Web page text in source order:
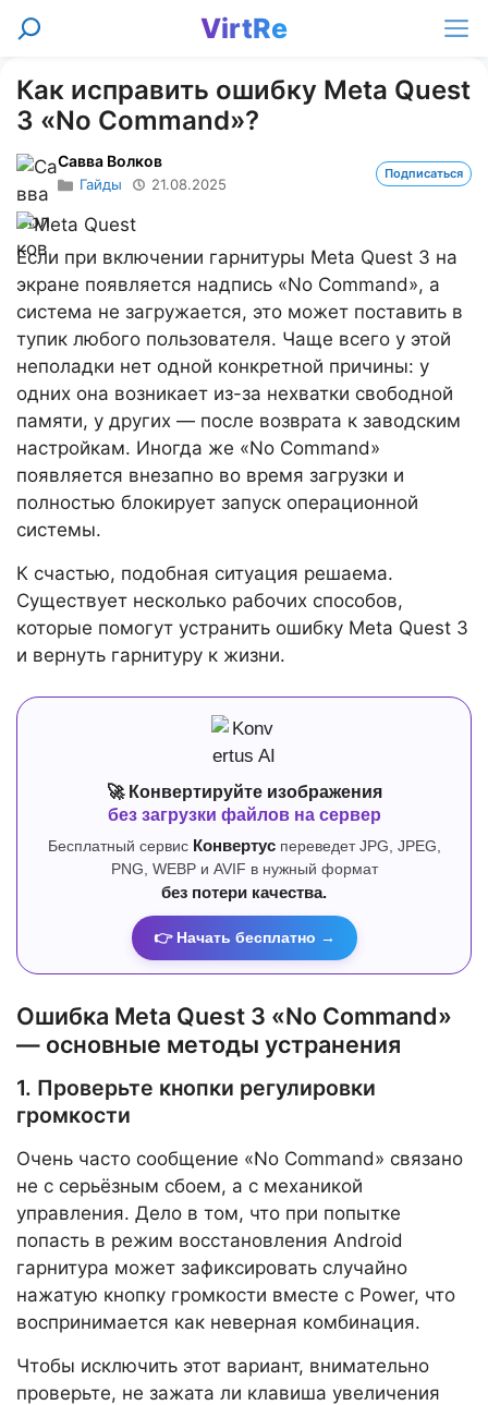
Перейти
VirtRe
Поиск
Как исправить ошибку Meta Quest
3 «No Command»?
Савва Волков
Гайды 21.08.2025
Подписаться
Если при включении гарнитуры Meta Quest 3 на
экране появляется надпись «No Command», а
система не загружается, это может поставить в
тупик любого пользователя. Чаще всего у этой
неполадки нет одной конкретной причины: у
одних она возникает из-за нехватки свободной
памяти, у других — после возврата к заводским
настройкам. Иногда же «No Command»
появляется внезапно во время загрузки и
полностью блокирует запуск операционной
системы.
К счастью, подобная ситуация решаема.
Существует несколько рабочих способов,
которые помогут устранить ошибку Meta Quest 3
и вернуть гарнитуру к жизни.
🚀 Конвертируйте изображения
без загрузки файлов на сервер
Бесплатный сервис Конвертуспереведет JPG, JPEG,
PNG, WEBP и AVIF в нужный формат
без потери качества.
👉 Начать бесплатно →
Ошибка Meta Quest 3 «No Command»
— основные методы устранения
1. Проверьте кнопки регулировки
громкости
Очень часто сообщение «No Command» связано
не с серьёзным сбоем, а с механикой
управления. Дело в том, что при попытке
попасть в режим восстановления Android
гарнитура может зафиксировать случайно
нажатую кнопку громкости вместе с Power, что
воспринимается как неверная комбинация.
Чтобы исключить этот вариант, внимательно
проверьте, не зажата ли клавиша увеличения